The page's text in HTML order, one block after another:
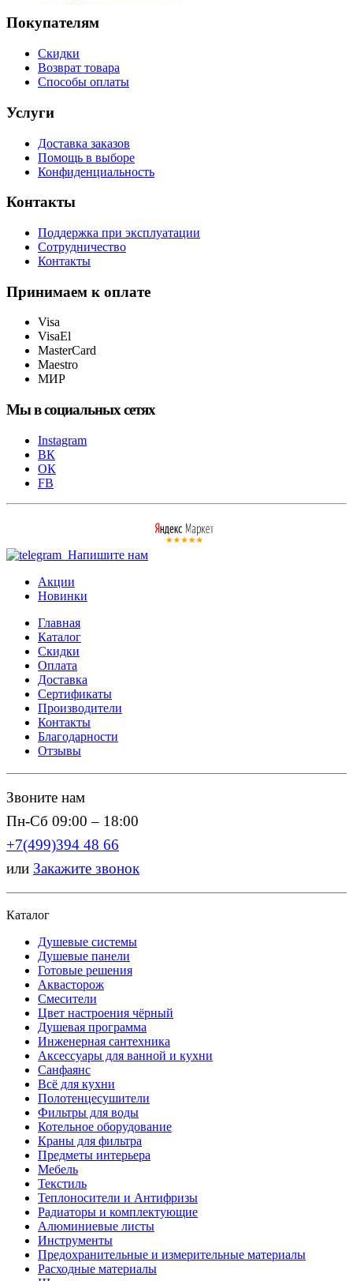
Покупателям
Скидки
Возврат товара
Способы оплаты
Услуги
Доставка заказов
Помощь в выборе
Конфиденциальность
Контакты
Поддержка при эксплуатации
Сотрудничество
Контакты
Принимаем к оплате
Visa
VisaEl
MasterCard
Maestro
МИР
Мы в социальных сетях
Instagram
ВК
ОК
FB
Напишите нам
Акции
Новинки
Главная
Каталог
Скидки
Оплата
Доставка
Сертификаты
Производители
Контакты
Благодарности
Отзывы
Звоните нам
Пн-Сб 09:00 – 18:00
+7(499)394 48 66
или Закажите звонок
Каталог
Душевые системы
Душевые панели
Готовые решения
Аквасторож
Смесители
Цвет настроения чёрный
Душевая программа
Инженерная сантехника
Аксессуары для ванной и кухни
Санфаянс
Всё для кухни
Полотенцесушители
Фильтры для воды
Котельное оборудование
Краны для фильтра
Предметы интерьера
Мебель
Текстиль
Теплоносители и Антифризы
Радиаторы и комплектующие
Алюминиевые листы
Инструменты
Предохранительные и измерительные материалы
Расходные материалы